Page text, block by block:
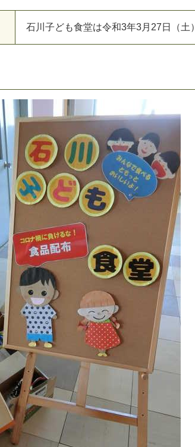
石川 子ども食堂は令和3年3月 27 日 （土 ）